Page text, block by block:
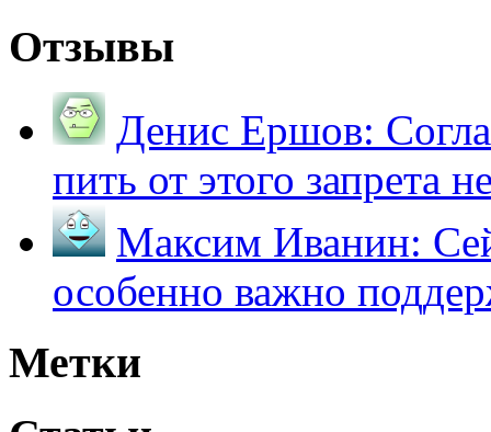
Отзывы
Денис Ершов:
пить от этого запрета
Максим Иванин:
особенно важно
Метки